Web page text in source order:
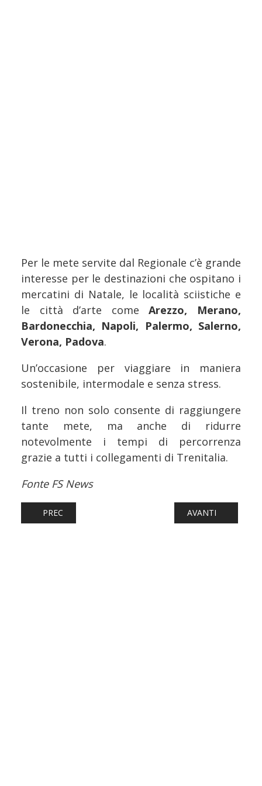
Per le mete servite dal Regionale c’è grande
interesse per le destinazioni che ospitano i
mercatini di Natale, le località sciistiche e
le città d’arte comeArezzo, Merano,
Bardonecchia, Napoli, Palermo, Salerno,
Verona, Padova.
Un’occasione per viaggiare in maniera
sostenibile, intermodale e senza stress.
Il treno non solo consente di raggiungere
tante mete, ma anche di ridurre
notevolmente i tempi di percorrenza
grazie a tutti i collegamenti di Trenitalia.
Fonte FS News
ARTICOLO PRECEDENTE: FERROVIE: REGIONALE
PREC ARTICOLO
AVANTI